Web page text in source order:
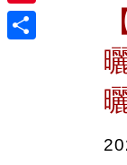
Pinterest